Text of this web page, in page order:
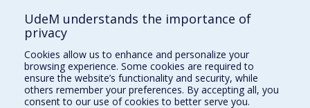
Comment soutenir le Département?
BESOIN D'AIDE?
Plan du site
Signaler une erreur
Accessibilité
UdeM understands the importance of
privacy
Cookies allow us to enhance and personalize your
browsing experience. Some cookies are required to
ensure the website’s functionality and security, while
others remember your preferences. By accepting all, you
consent to our use of cookies to better serve you.